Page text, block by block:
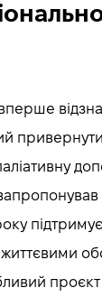
підтримує
проєкт